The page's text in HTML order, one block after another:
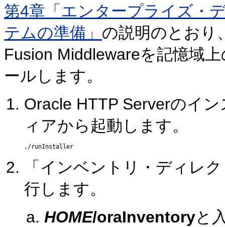
第4章「エンタープライズ・
テムの準備」 の説明のとおり
Fusion Middlewareを記憶域
ールします。
Oracle HTTP Serverのイ
ィアから起動します。
「インベントリ・ディレ
行します。
HOME/oraInventoryと